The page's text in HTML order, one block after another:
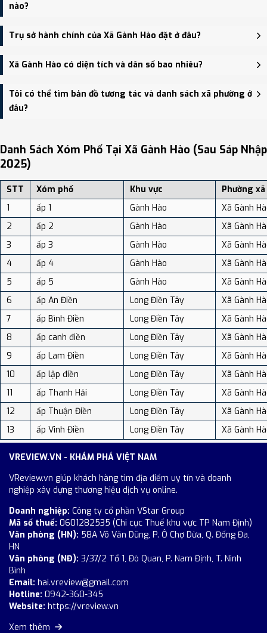
nào?
Xã Gành Hào được thành lập trên cơ sở sáp nhập Thị trấn Gành
Hào, Xã Long Điền Tây.
Trụ sở hành chính của Xã Gành Hào đặt ở đâu?
Trụ sở hành chính mới của Xã Gành Hào đặt tại đang cập nhật -
trung tâm khu vực thuận tiện giao thông.
Xã Gành Hào có diện tích và dân số bao nhiêu?
Xã Gành Hào có Diện tích: 13.40 km², Dân số: 17,587 người, Mật độ
dân số: Khoảng 1,312.46 người/km²
Tôi có thể tìm bản đồ tương tác và danh sách xã phường ở
đâu?
địa điểm tại: VReview.vn - Nền tảng review địa điểm, dịch vụ và du
lịch uy tín tại Việt Nam.
Danh Sách Xóm Phố Tại Xã Gành Hào (sau Sáp Nhập
2025)
STT Xóm phố Khu vực
Phường xã
1
ấp 1 Gành Hào
Xã Gành
2
ấp 2 Gành Hào
Xã Gành
3
ấp 3 Gành Hào
Xã Gành
4
ấp 4 Gành Hào
Xã Gành
5
ấp 5 Gành Hào
Xã Gành
6
ấp An Điền Long Điền Tây
Xã Gành
7
ấp Bình Điền Long Điền Tây
Xã Gành
8
ấp canh điền Long Điền Tây
Xã Gành
9
ấp Lam Điền Long Điền Tây
Xã Gành
10
ấp lập điền Long Điền Tây
Xã Gành
11
ấp Thanh Hải Long Điền Tây
Xã Gành
12
ấp Thuận Điền Long Điền Tây
Xã Gành
13
ấp Vinh Điền Long Điền Tây Xã Gành
VREVIEW.VN - KHÁM PHÁ VIỆT NAM
VReview.vn giúp khách hàng tìm địa điểm uy tín và doanh
nghiệp xây dựng thương hiệu dịch vụ online.
Doanh nghiệp: Công ty cổ phần VStar Group
Mã số thuế: 0601282535 (Chi cục Thuế khu vực TP Nam Định)
Văn phòng (HN): 58A Võ Văn Dũng, P. Ô Chợ Dừa, Q. Đống Đa,
HN
Văn phòng (NĐ): 3/37/2 Tổ 1, Đò Quan, P. Nam Định, T. Ninh
Bình
Email: hai.vreview@gmail.com
Hotline: 0942-360-345
Website: https://vreview.vn
Xem thêm